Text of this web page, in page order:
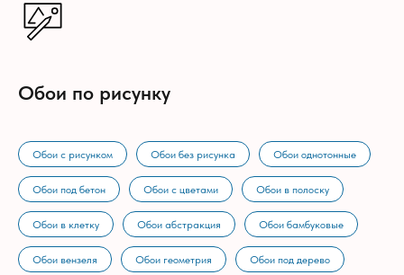
Обои по рисунку
Обои с рисунком Обои без рисунка Обои однотонные
Обои под бетон Обои с цветами Обои в полоску
Обои в клетку Обои абстракция Обои бамбуковые
Обои вензеля Обои геометрия Обои под дерево